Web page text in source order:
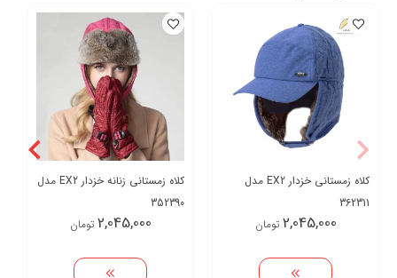
کلاه زمستانی خزدار EX2 مدل
362311
2,045,000 تومان
کلاه زمستانی زنانه خزدار EX2 مدل
352390
2,045,000 تومان